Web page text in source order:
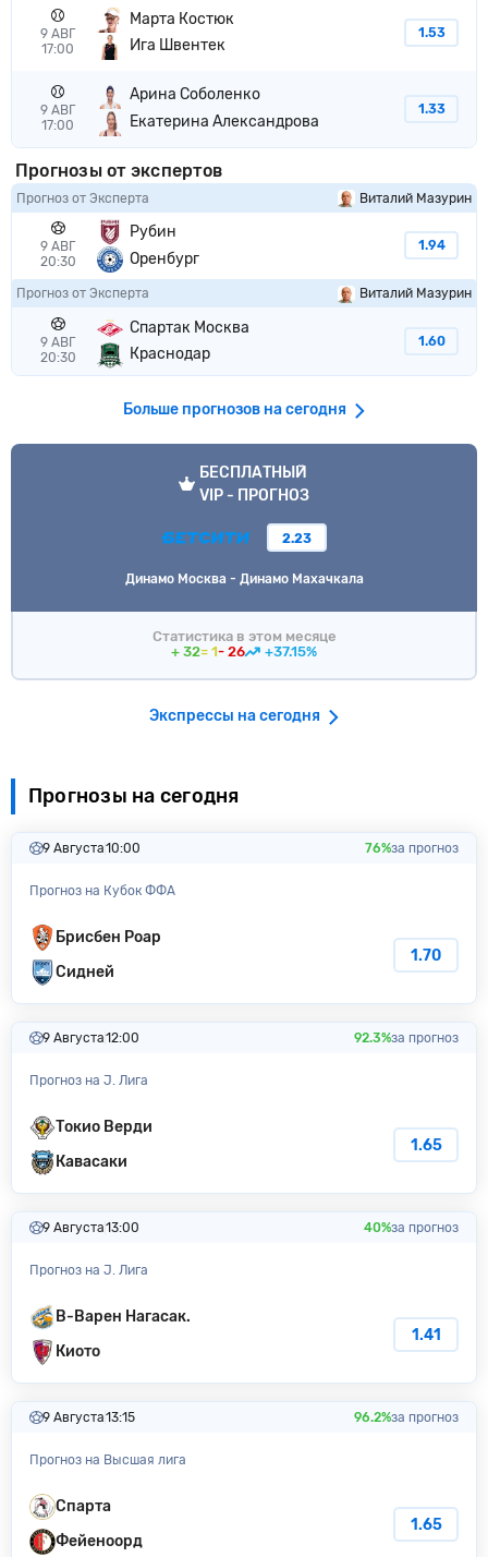
9 АВГ
17:00
Марта Костюк
Ига Швентек
1.53
9 АВГ
17:00
Арина Соболенко
Екатерина Александрова
1.33
Прогнозы от экспертов
Прогноз от Эксперта Виталий Мазурин
9 АВГ
20:30
Рубин
Оренбург
1.94
Прогноз от Эксперта Виталий Мазурин
9 АВГ
20:30
Спартак Москва
Краснодар
1.60
Больше прогнозов на сегодня
VIP прогноз
БЕСПЛАТНЫЙ
VIP - ПРОГНОЗ
2.23
Динамо Москва - Динамо Махачкала
Статистика в этом месяце
+ 32= 1- 26 +37.15%
Экспрессы на сегодня
Прогнозы на сегодня
9 Августа10:00 76%за прогноз
Прогноз на Кубок ФФА
Брисбен Роар
Сидней
1.70
9 Августа12:00 92.3%за прогноз
Прогноз на J. Лига
Токио Верди
Кавасаки
1.65
9 Августа13:00 40%за прогноз
Прогноз на J. Лига
В-Варен Нагасак.
Киото
1.41
9 Августа13:15 96.2%за прогноз
Прогноз на Высшая лига
Спарта
Фейеноорд
1.65